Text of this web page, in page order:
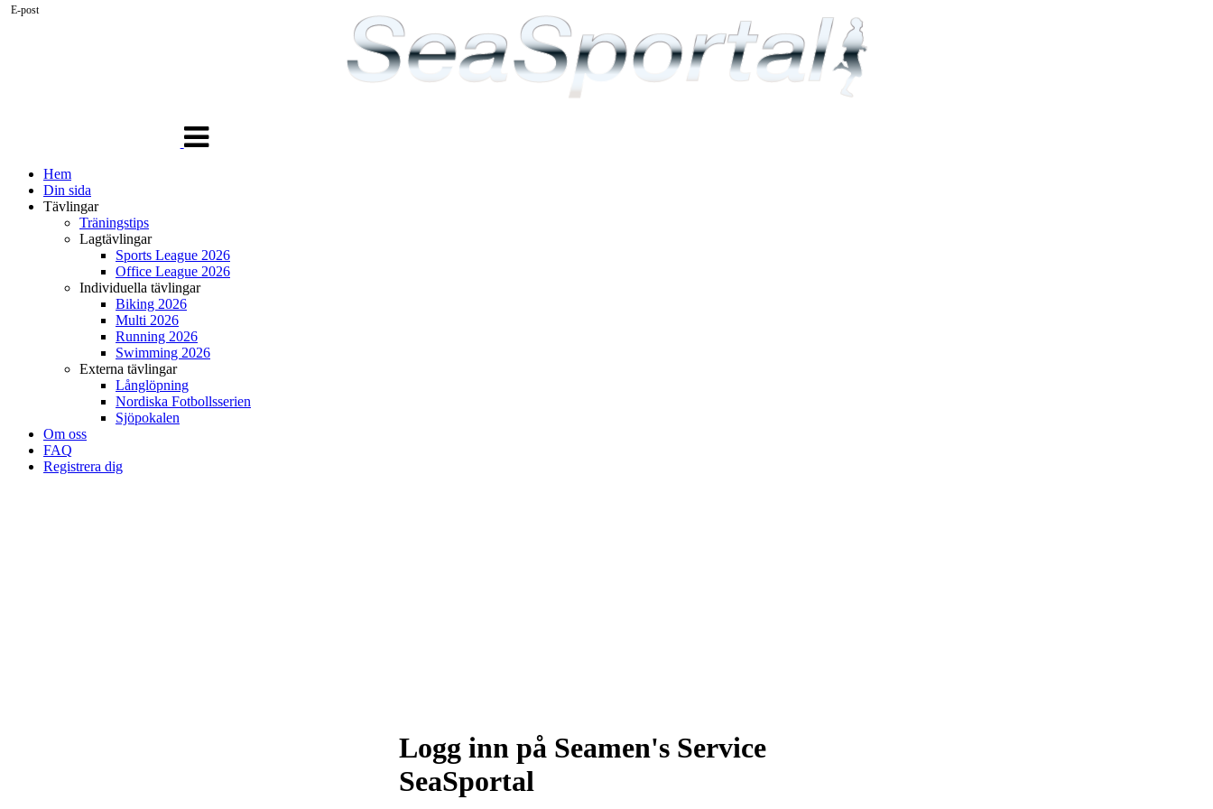
navigering
Hem
Din sida
Tävlingar
Träningstips
Lagtävlingar
Sports League 2026
Office League 2026
Individuella tävlingar
Biking 2026
Multi 2026
Running 2026
Swimming 2026
Externa tävlingar
Långlöpning
Nordiska Fotbollsserien
Sjöpokalen
Om oss
FAQ
Registrera dig
Logg inn på Seamen's Service
SeaSportal
E-post